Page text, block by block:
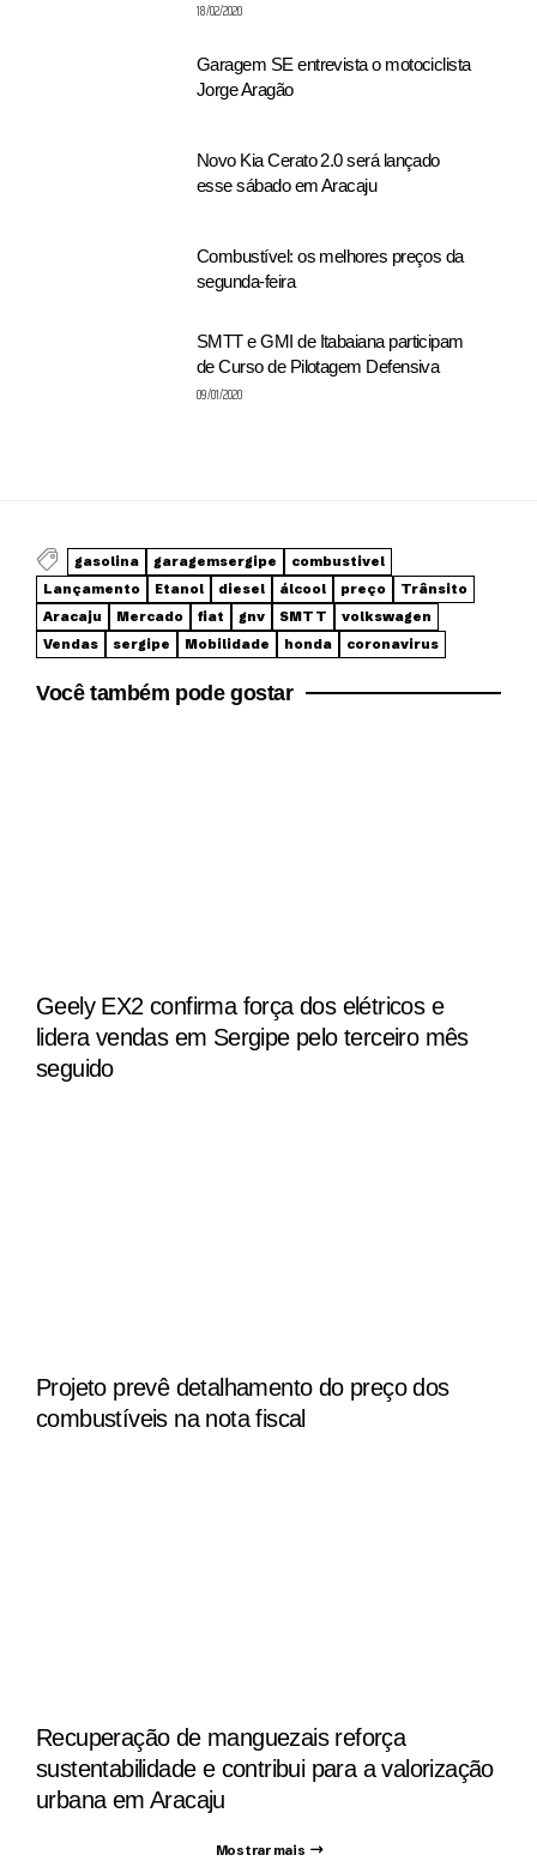
18/02/2020
Garagem SE entrevista o motociclista
Jorge Aragão
Novo Kia Cerato 2.0 será lançado
esse sábado em Aracaju
Combustível: os melhores preços da
segunda-feira
SMTT e GMI de Itabaiana participam
de Curso de Pilotagem Defensiva
09/01/2020
gasolina garagemsergipe
combustivel
Lançamento
Etanol diesel álcool preço
Trânsito
Aracaju
Mercado fiat gnv SMTT
volkswagen
Vendas
sergipe Mobilidade honda coronavirus
Você também pode gostar
Geely EX2 confirma força dos elétricos e
lidera vendas em Sergipe pelo terceiro mês
seguido
Projeto prevê detalhamento do preço dos
combustíveis na nota fiscal
Recuperação de manguezais reforça
sustentabilidade e contribui para a valorização
urbana em Aracaju
Mostrar mais